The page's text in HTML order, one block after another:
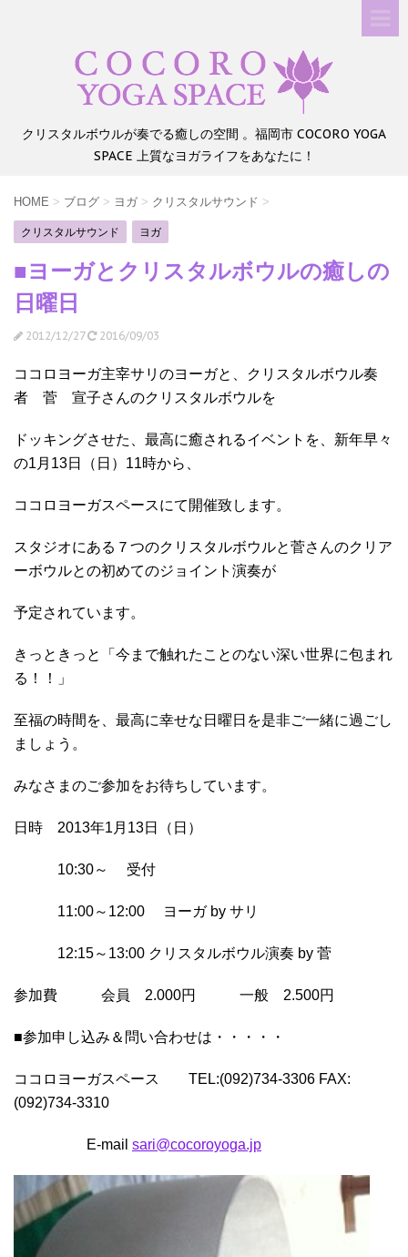
クリスタルボウルが奏でる癒しの空間 。福岡市 COCORO YOGA
SPACE 上質なヨガライフをあなたに！
HOME > ブログ > ヨガ > クリスタルサウンド >
クリスタルサウンド ヨガ
■ヨーガとクリスタルボウルの癒しの
日曜日
2012/12/27 2016/09/03
ココロヨーガ主宰サリのヨーガと、クリスタルボウル奏
者 菅 宣子さんのクリスタルボウルを
ドッキングさせた、最高に癒されるイベントを、新年早々
の1月13日（日）11時から、
ココロヨーガスペースにて開催致します。
スタジオにある７つのクリスタルボウルと菅さんのクリア
ーボウルとの初めてのジョイント演奏が
予定されています。
きっときっと「今まで触れたことのない深い世界に包まれ
る！！」
至福の時間を、最高に幸せな日曜日を是非ご一緒に過ごし
ましょう。
みなさまのご参加をお待ちしています。
日時 2013年1月13日（日）
10:30～ 受付
11:00～12:00 ヨーガ by サリ
12:15～13:00 クリスタルボウル演奏 by 菅
参加費 会員 2.000円 一般 2.500円
■参加申し込み＆問い合わせは・・・・・
ココロヨーガスペース TEL:(092)734-3306 FAX:
(092)734-3310
E-mail sari@cocoroyoga.jp